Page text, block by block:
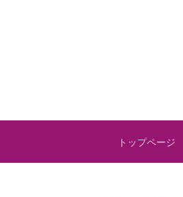
トップページ